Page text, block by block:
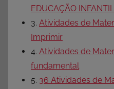
EDUCAÇÃO
3. Atividades de
Imprimir
4. Atividades de
fundamental
5. 36 Atividades de